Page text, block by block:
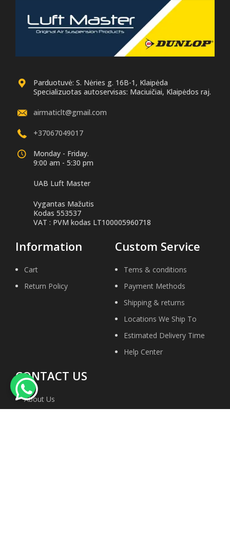
Parduotuvė: S. Nėries g. 16B-1, Klaipėda
Specializuotas autoservisas: Maciuičiai, Klaipėdos raj.
airmaticlt@gmail.com
+37067049017
Monday - Friday.
9:00 am - 5:30 pm
UAB Luft Master
Vygantas Mažutis
Kodas 553537
VAT : PVM kodas LT100005960718
Information
Cart
Return Policy
Custom Service
Tems & conditions
Payment Methods
Shipping & returns
Locations We Ship To
Estimated Delivery Time
Help Center
CONTACT US
About Us